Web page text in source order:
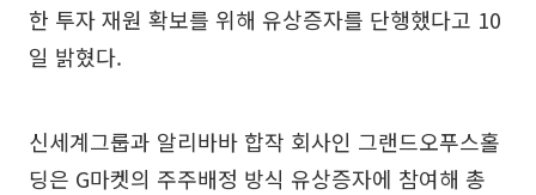
한 투자 재원 확보를 위해 유상증자를 단행했다고 10
일 밝혔다.
신세계그룹과 알리바바 합작 회사인 그랜드오푸스홀
딩은 G마켓의 주주배정 방식 유상증자에 참여해 총